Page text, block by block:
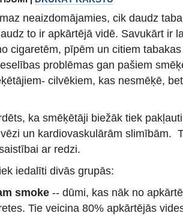
neaizdomājamies, cik daudz
to ir apkārtējā vidē. Savukārt ir
cigaretēm, pīpēm un citiem
problēmas gan pašiem
cilvēkiem, kas nesmēķē,
ka smēķētāji biežāk tiek
un kardiovaskulārām slimībām.
ar redzi.
iedalīti divās grupās:
smoke -- dūmi, kas nāk no
Tie veicina 80% apkārtējās